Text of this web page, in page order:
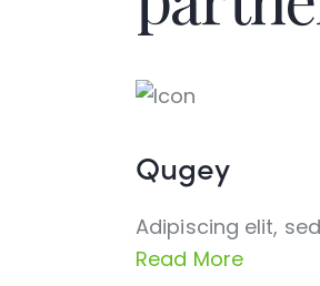
Qugey
Adipiscing elit,
Read More